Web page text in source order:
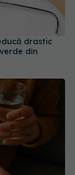
drastic
din
de IPP,